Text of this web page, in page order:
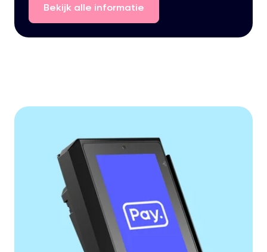
Bekijk alle informatie